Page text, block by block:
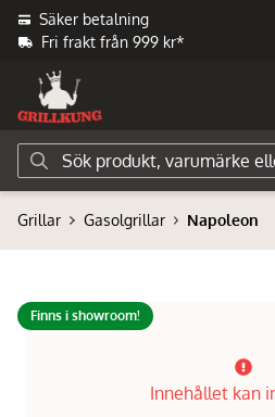
Säker betalning
Fri frakt från 999 kr*
Grillar Gasolgrillar Napoleon
Finns i showroom!
Innehållet kan